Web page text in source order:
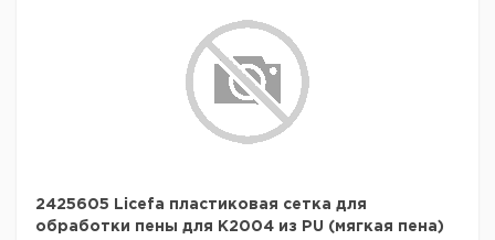
2425605 Licefa пластиковая сетка для
обработки пены для K2004 из PU (мягкая пена)